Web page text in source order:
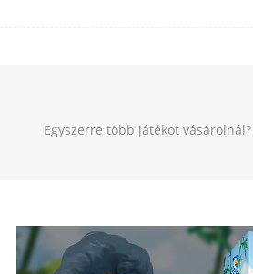
Egyszerre több játékot